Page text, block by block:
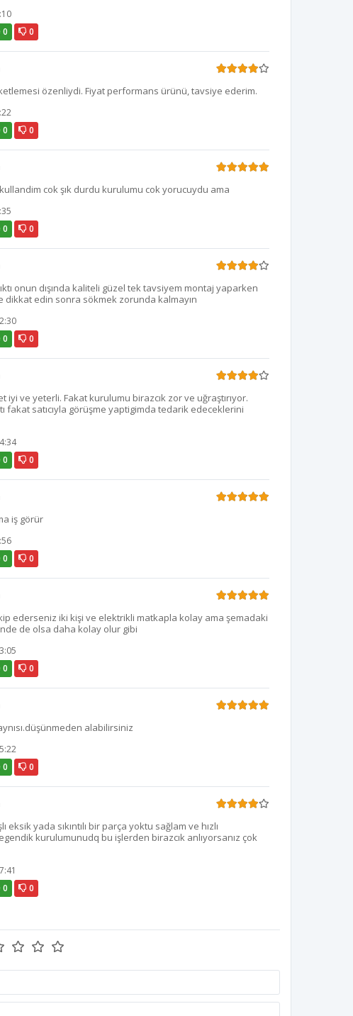
0 0
özenliydi. Fiyat performans ürünü, tavsiye ederim.
0 0
cok şık durdu kurulumu cok yorucuydu ama
0 0
onun dışında kaliteli güzel tek tavsiyem montaj yaparken
dikkat edin sonra sökmek zorunda kalmayın
0 0
iyi ve yeterli. Fakat kurulumu birazcık zor ve uğraştırıyor.
fakat satıcıyla görüşme yaptigimda tedarik edeceklerini
0 0
iş görür
0 0
ederseniz iki kişi ve elektrikli matkapla kolay ama şemadaki
de olsa daha kolay olur gibi
0 0
alabilirsiniz
0 0
eksik yada sıkıntılı bir parça yoktu sağlam ve hızlı
kurulumunudq bu işlerden birazcık anlıyorsanız çok
0 0